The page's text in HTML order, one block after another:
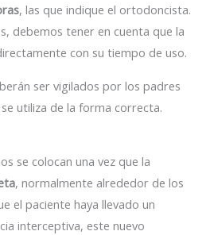
, las que indique el ortodoncista.
debemos tener en cuenta que la
con su tiempo de uso.
ser vigilados por los padres
utiliza de la forma correcta.
se colocan una vez que la
, normalmente alrededor de los
el paciente haya llevado un
interceptiva, este nuevo